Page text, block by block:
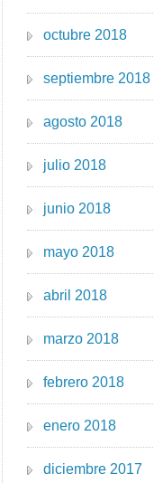
octubre 2018
septiembre 2018
agosto 2018
julio 2018
junio 2018
mayo 2018
abril 2018
marzo 2018
febrero 2018
enero 2018
diciembre 2017